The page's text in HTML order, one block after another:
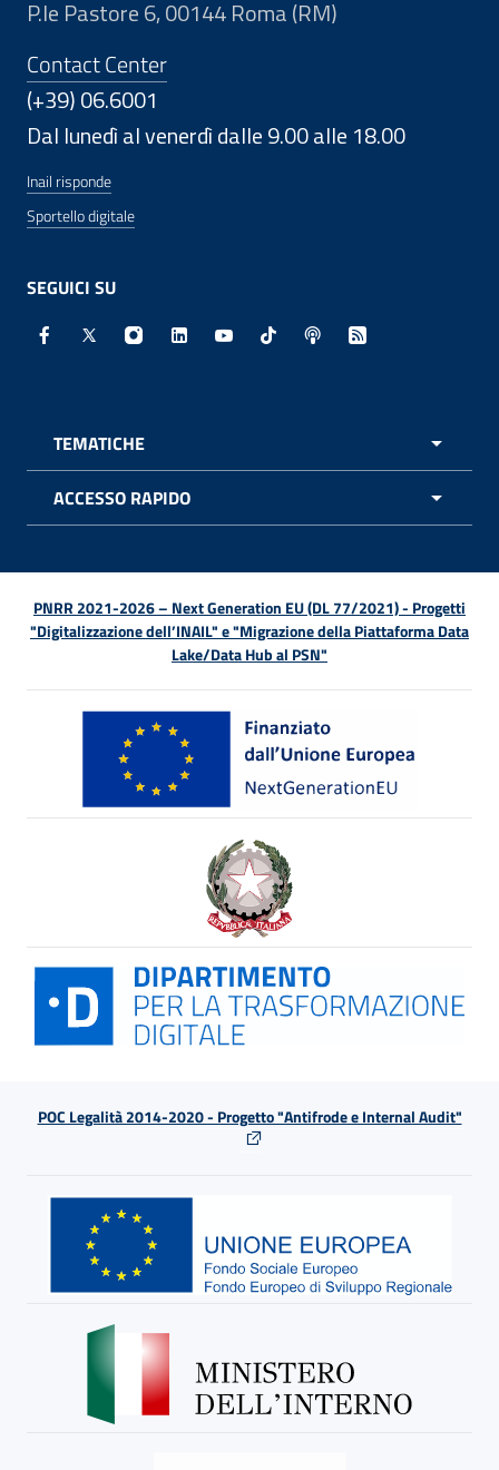
P.le Pastore 6, 00144 Roma (RM)
Contact Center
(+39) 06.6001
Dal lunedì al venerdì dalle 9.00 alle 18.00
Inail risponde
Sportello digitale
SEGUICI SU
Facebook - Sito esterno - Apertura in nuova finestra
X - Sito esterno - Apertura in nuova finestra
Instagram - Sito esterno - Apertura in
Linkedin - Sito esterno - Apertura in
Youtube - Sito esterno -
TikTok - Sito esterno -
Spreaker - Sito
Feed RSS -
TEMATICHE
ACCESSO RAPIDO
PNRR 2021-2026 – Next Generation EU (DL 77/2021) - Progetti
"Digitalizzazione dell’INAIL" e "Migrazione della Piattaforma Data
Lake/Data Hub al PSN"
POC Legalità 2014-2020 - Progetto "Antifrode e Internal Audit"